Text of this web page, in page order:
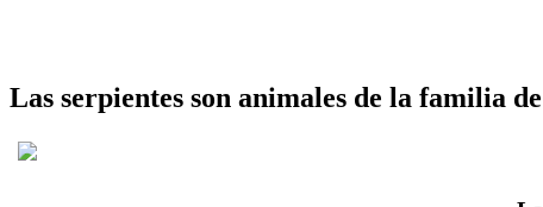
Las serpientes son animales de la familia